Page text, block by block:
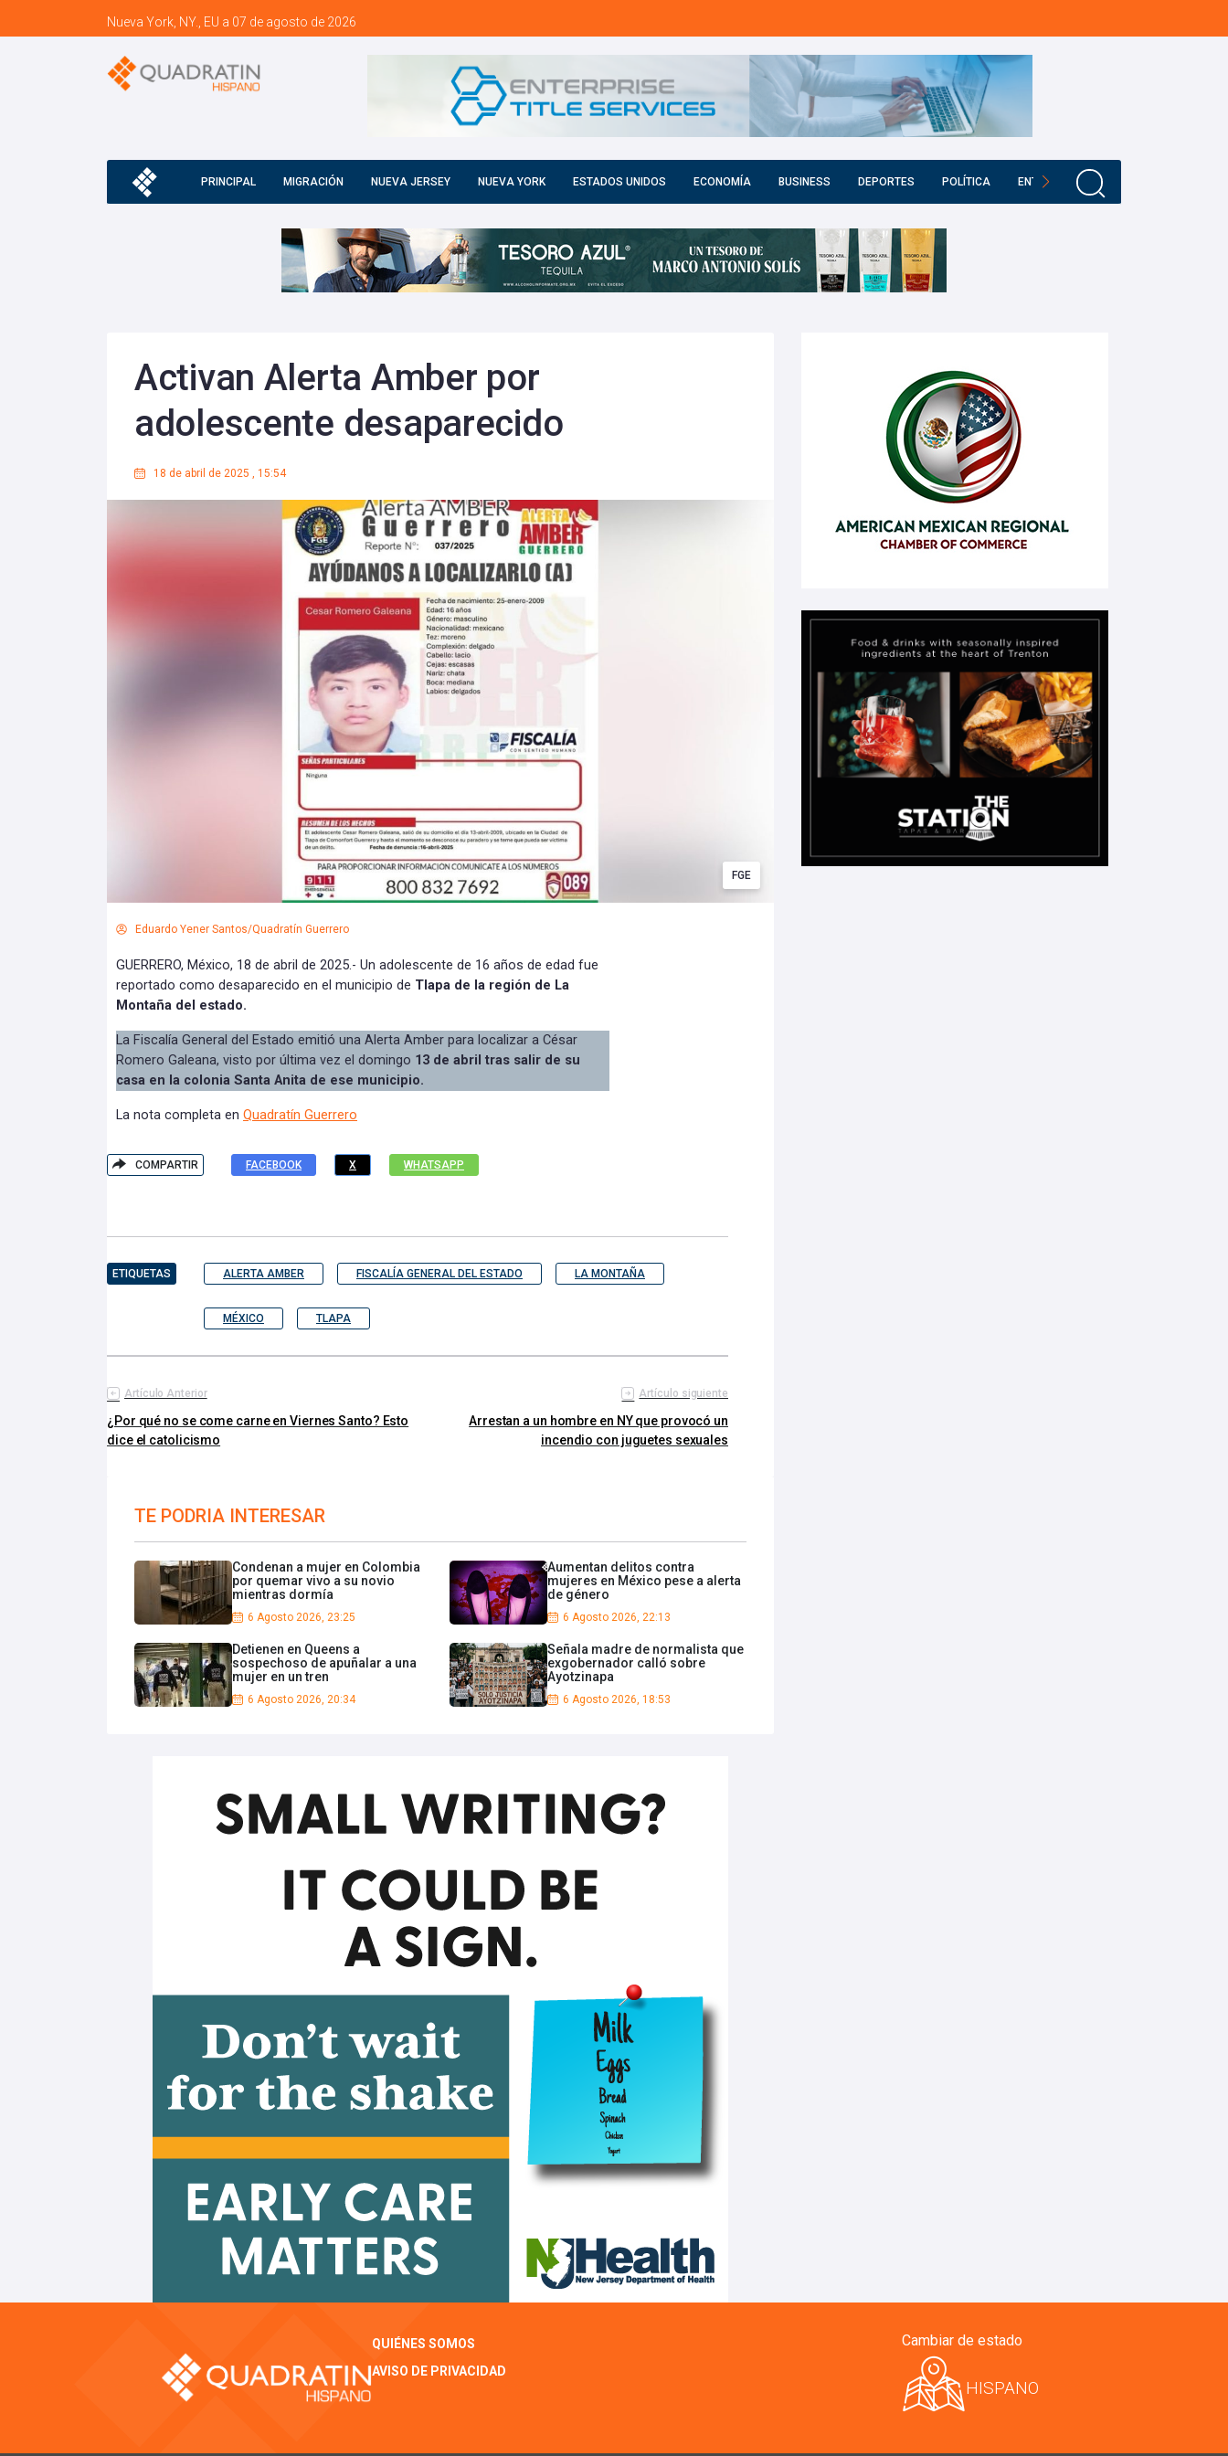
Nueva York, NY., EU a 07 de agosto de 2026
PRINCIPAL MIGRACIÓN NUEVA JERSEY NUEVA YORK ESTADOS UNIDOS ECONOMÍA BUSINESS DEPORTES POLÍTICA ENTRETENIMIENTO
Activan Alerta Amber por
adolescente desaparecido
18 de abril de 2025 , 15:54
FGE
Eduardo Yener Santos/Quadratín Guerrero
GUERRERO, México, 18 de abril de 2025.- Un adolescente de 16 años de edad fue
reportado como desaparecido en el municipio de Tlapa de la región de La
Montaña del estado.
La Fiscalía General del Estado emitió una Alerta Amber para localizar a César
Romero Galeana, visto por última vez el domingo 13 de abril tras salir de su
casa en la colonia Santa Anita de ese municipio.
La nota completa en Quadratín Guerrero
COMPARTIR FACEBOOK X WHATSAPP
ETIQUETAS ALERTA AMBER FISCALÍA GENERAL DEL ESTADO LA MONTAÑA
MÉXICO TLAPA
Artículo Anterior
¿Por qué no se come carne en Viernes Santo? Esto
dice el catolicismo
Artículo siguiente
Arrestan a un hombre en NY que provocó un
incendio con juguetes sexuales
TE PODRIA INTERESAR
Condenan a mujer en Colombia
por quemar vivo a su novio
mientras dormía
6 Agosto 2026, 23:25
Aumentan delitos contra
mujeres en México pese a alerta
de género
6 Agosto 2026, 22:13
Detienen en Queens a
sospechoso de apuñalar a una
mujer en un tren
6 Agosto 2026, 20:34
Señala madre de normalista que
exgobernador calló sobre
Ayotzinapa
6 Agosto 2026, 18:53
QUIÉNES SOMOS
AVISO DE PRIVACIDAD
Cambiar de estado
HISPANO